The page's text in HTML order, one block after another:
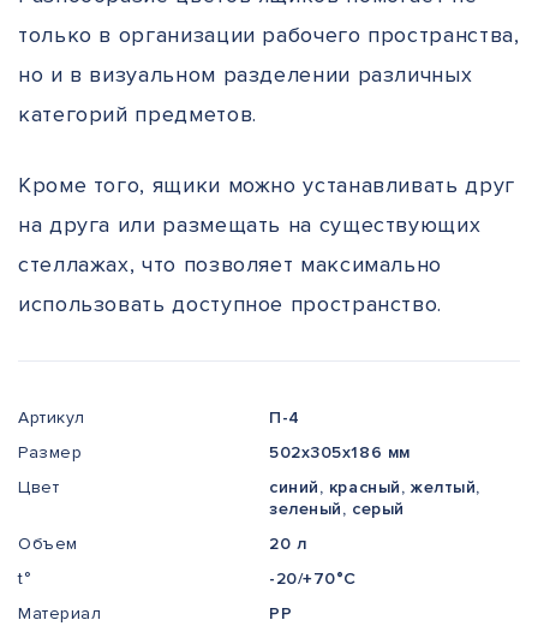
только в организации рабочего пространства,
но и в визуальном разделении различных
категорий предметов.
Кроме того, ящики можно устанавливать друг
на друга или размещать на существующих
стеллажах, что позволяет максимально
использовать доступное пространство.
Артикул
П-4
Размер
502x305x186 мм
Цвет
синий, красный, желтый,
зеленый, серый
Объем
20 л
t°
-20/+70°С
Материал
PP